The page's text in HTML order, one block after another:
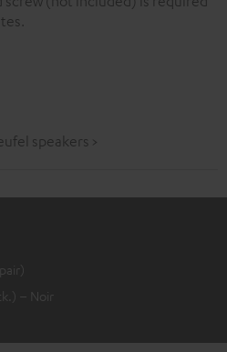
speakers >
– Noir